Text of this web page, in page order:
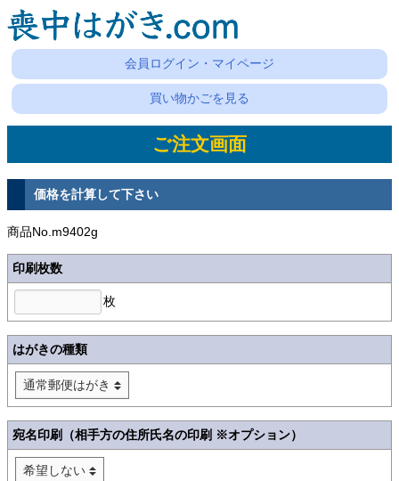
会員ログイン・マイページ
買い物かごを見る
ご注文画面
価格を計算して下さい
商品No.m9402g
印刷枚数
枚
はがきの種類
宛名印刷（相手方の住所氏名の印刷 ※オプション）